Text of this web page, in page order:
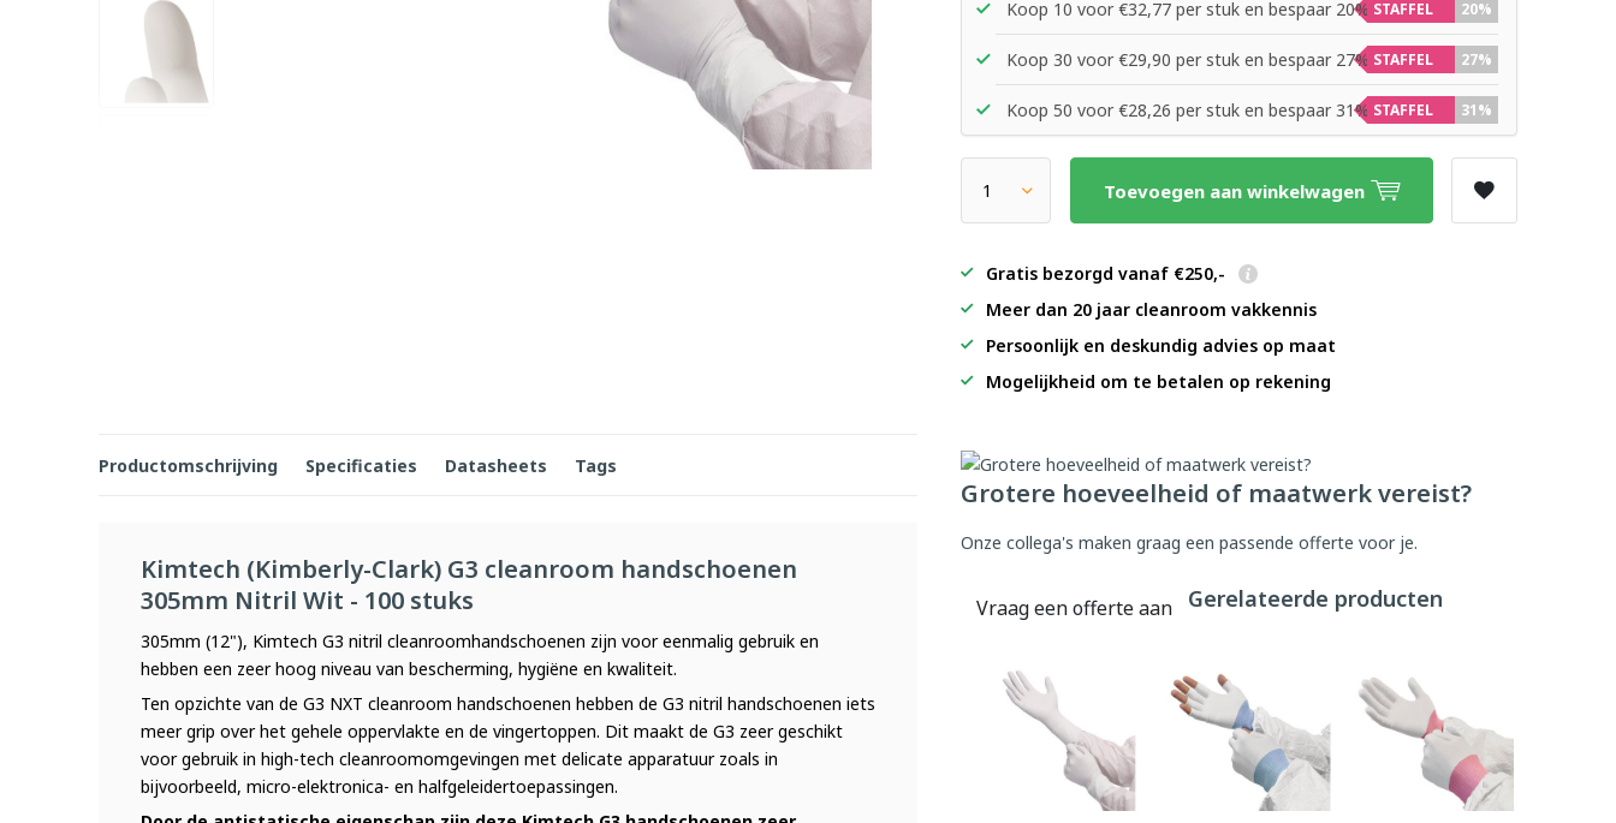
Koop 10 voor €32,77 per stuk en bespaar 20% STAFFEL 20%
Koop 30 voor €29,90 per stuk en bespaar 27% STAFFEL 27%
Koop 50 voor €28,26 per stuk en bespaar 31% STAFFEL 31%
Toevoegen aan winkelwagen
Gratis bezorgd vanaf €250,-
Meer dan 20 jaar cleanroom vakkennis
Persoonlijk en deskundig advies op maat
Mogelijkheid om te betalen op rekening
Productomschrijving Specificaties Datasheets Tags
Kimtech (Kimberly-Clark) G3 cleanroom handschoenen
305mm Nitril Wit - 100 stuks
305mm (12"), Kimtech G3 nitril cleanroomhandschoenen zijn voor eenmalig gebruik en
hebben een zeer hoog niveau van bescherming, hygiëne en kwaliteit.
Ten opzichte van de G3 NXT cleanroom handschoenen hebben de G3 nitril handschoenen iets
meer grip over het gehele oppervlakte en de vingertoppen. Dit maakt de G3 zeer geschikt
voor gebruik in high-tech cleanroomomgevingen met delicate apparatuur zoals in
bijvoorbeeld, micro-elektronica- en halfgeleidertoepassingen.
Grotere hoeveelheid of maatwerk vereist?
Onze collega's maken graag een passende offerte voor je.
Vraag een offerte aan Gerelateerde producten